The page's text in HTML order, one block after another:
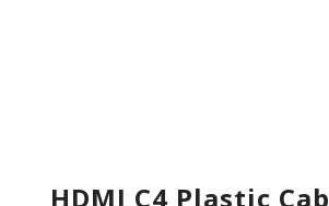
HDMI C4 Plastic